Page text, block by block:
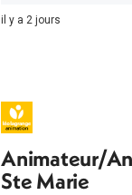
il y a 2 jours
Animateur/
Ste Marie